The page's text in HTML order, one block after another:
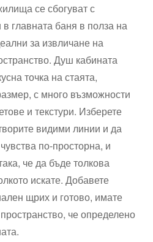
се сбогуват с
главната баня в полза на
за извличане на
Душ кабината
точка на стаята,
с много възможности
и текстури. Изберете
видими линии и да
по-просторна, и
че да бъде толкова
искате. Добавете
щрих и готово, имате
че определено